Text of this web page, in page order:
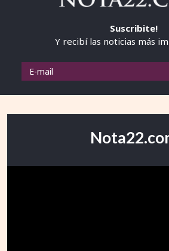
Suscribite!
Y recibí las noticias más